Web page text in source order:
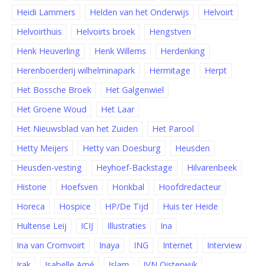
Heidi Lammers
Helden van het Onderwijs
Helvoirt
Helvoirthuis
Helvoirts broek
Hengstven
Henk Heuverling
Henk Willems
Herdenking
Herenboerderij wilhelminapark
Hermitage
Herpt
Het Bossche Broek
Het Galgenwiel
Het Groene Woud
Het Laar
Het Nieuwsblad van het Zuiden
Het Parool
Hetty Meijers
Hetty van Doesburg
Heusden
Heusden-vesting
Heyhoef-Backstage
Hilvarenbeek
Historie
Hoefsven Honkbal
Hoofdredacteur
Horeca
Hospice HP/De Tijd
Huis ter Heide
Hultense Leij
ICIJ Illustraties
Ina
Ina van Cromvoirt
Inaya ING Internet
Interview